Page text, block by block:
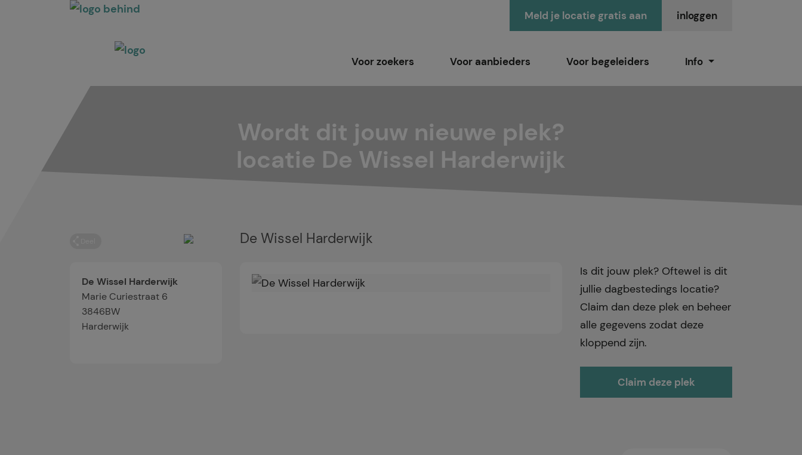
inloggen
Meld je locatie gratis aan
Voor zoekers Voor aanbieders Voor begeleiders Info
Wordt dit jouw nieuwe plek?
locatie De Wissel Harderwijk
De Wissel Harderwijk
De Wissel Harderwijk
Marie Curiestraat 6
3846BW
Harderwijk
Is dit jouw plek? Oftewel is dit
jullie dagbestedings locatie?
Claim dan deze plek en beheer
alle gegevens zodat deze
kloppend zijn.
Claim deze plek